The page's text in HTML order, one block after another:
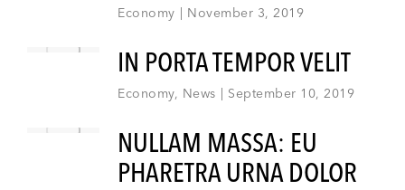
Economy November 3, 2019
IN PORTA TEMPOR VELIT
Economy, News September 10, 2019
NULLAM MASSA: EU
PHARETRA URNA DOLOR